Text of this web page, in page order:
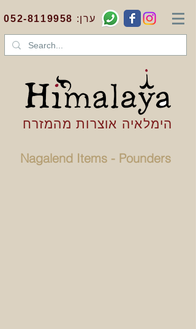
052-8119958 :ערן
הימלאיה אוצרות מהמזרח
Nagalend Items - Pounders